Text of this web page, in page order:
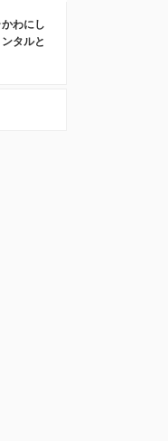
わにし
タルと